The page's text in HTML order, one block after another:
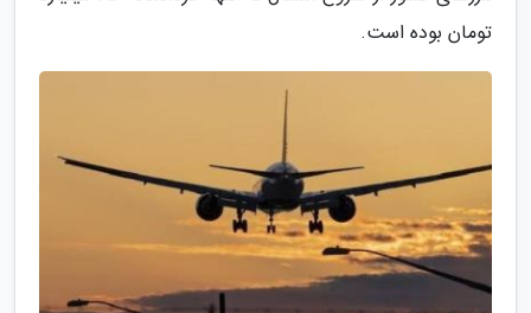
تومان بوده است.